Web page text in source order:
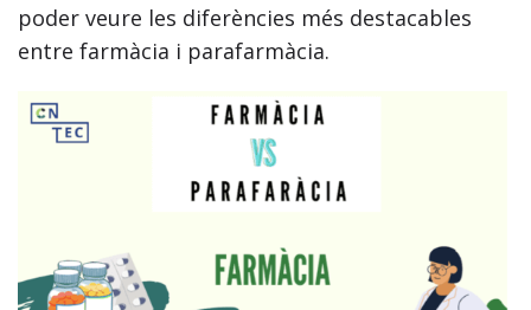
poder veure les diferències més destacables
entre farmàcia i parafarmàcia.